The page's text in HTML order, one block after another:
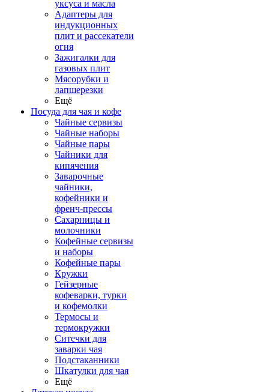
уксуса и масла
Адаптеры для
индукционных
плит и рассекатели
огня
Зажигалки для
газовых плит
Мясорубки и
лапшерезки
Ещё
Посуда для чая и кофе
Чайные сервизы
Чайные наборы
Чайные пары
Чайники для
кипячения
Заварочные
чайники,
кофейники и
френч-прессы
Сахарницы и
молочники
Кофейные сервизы
и наборы
Кофейные пары
Кружки
Гейзерные
кофеварки, турки
и кофемолки
Термосы и
термокружки
Ситечки для
заварки чая
Подстаканники
Шкатулки для чая
Ещё